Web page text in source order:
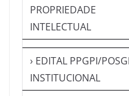
PROPRIEDADE
INTELECTUAL
› EDITAL PPGPI/
INSTITUCIONAL